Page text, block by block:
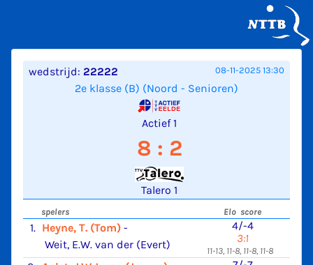
wedstrijd: 22222 08-11-2025 13:30
2e klasse (B) (Noord - Senioren)
Actief 1
8 : 2
Talero 1
spelers Elo score
1. Heyne, T. (Tom) -
Weit, E.W. van der (Evert)
4/-4
3:1
11-13, 11-8, 11-8, 11-8